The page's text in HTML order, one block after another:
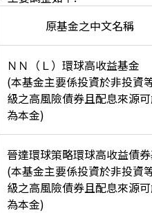
原基金之中文名稱
ＮＮ（Ｌ）環球高收益基金
(本基金主要係投資於非投資
級之高風險債券且配息來源
為本金)
晉達環球策略環球高收益債
(本基金主要係投資於非投資
級之高風險債券且配息來源
為本金)